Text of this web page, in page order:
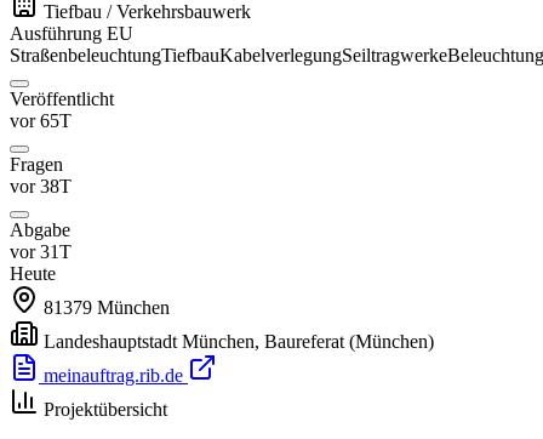
Tiefbau / Verkehrsbauwerk
Ausführung EU
StraßenbeleuchtungTiefbauKabelverlegungSeiltragwerke
Veröffentlicht
vor 65T
Fragen
vor 38T
Abgabe
vor 31T
Heute
81379 München
Landeshauptstadt München, Baureferat (München)
meinauftrag.rib.de
Projektübersicht